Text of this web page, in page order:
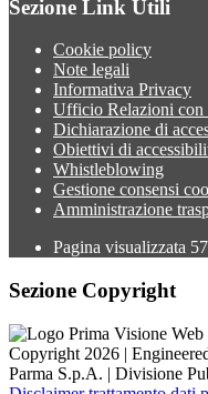
Sezione Link Utili
Cookie policy
Note legali
Informativa Privacy
Ufficio Relazioni con
Dichiarazione di
Obiettivi di
Whistleblowing
Gestione consensi
Amministrazione
Pagina visualizzata
Sezione Copyright
Copyright 2026 |
Parma S.p.A. | Divisione